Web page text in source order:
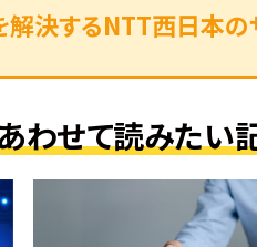
決するNTT西日本の
わせて読みたい